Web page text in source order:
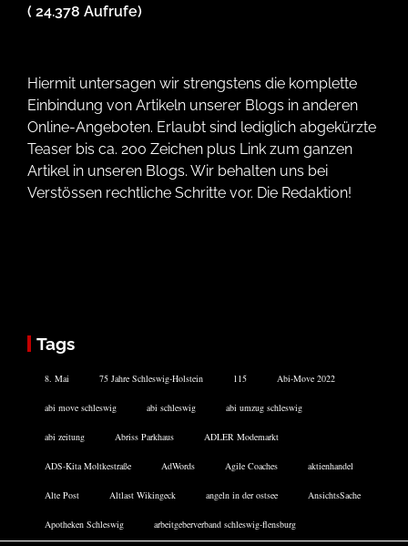
( 24.378 Aufrufe)
Hiermit untersagen wir strengstens die komplette
Einbindung von Artikeln unserer Blogs in anderen
Online-Angeboten. Erlaubt sind lediglich abgekürzte
Teaser bis ca. 200 Zeichen plus Link zum ganzen
Artikel in unseren Blogs. Wir behalten uns bei
Verstössen rechtliche Schritte vor. Die Redaktion!
Tags
8. Mai 75 Jahre Schleswig-Holstein 115 Abi-Move 2022
abi move schleswig abi schleswig abi umzug schleswig
abi zeitung Abriss Parkhaus ADLER Modemarkt
ADS-Kita Moltkestraße AdWords Agile Coaches aktienhandel
Alte Post Altlast Wikingeck angeln in der ostsee AnsichtsSache
Apotheken Schleswig arbeitgeberverband schleswig-flensburg